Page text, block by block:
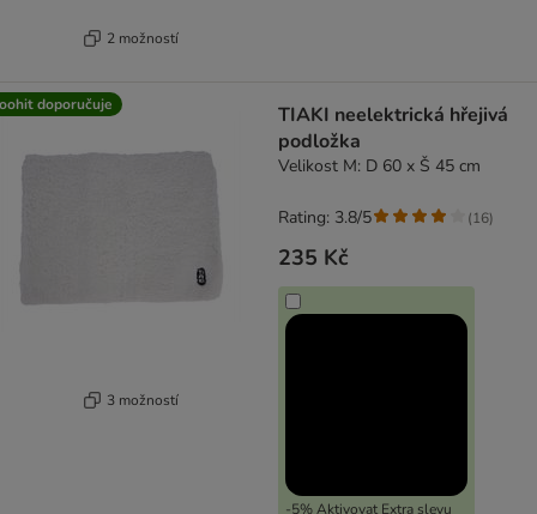
2 možností
doporučuje
3 možností
TIAKI neelektrická hřejivá
podložka
Velikost M: D 60 x Š 45 cm
235 Kč
-5% Aktivovat Extra slevu
Rating: 3.8/5 (16)